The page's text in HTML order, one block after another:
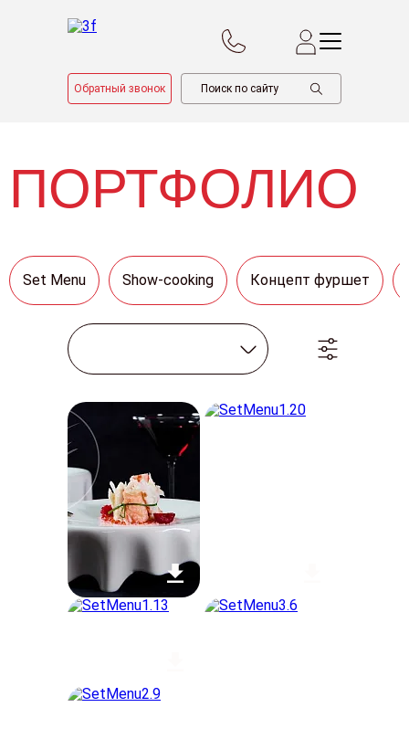
Обратный звонок
ПОРТФОЛИО
Set Menu Show-cooking Концепт фуршет